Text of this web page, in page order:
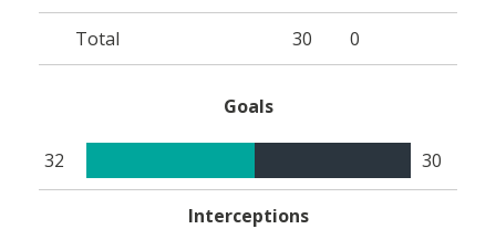
Total 30 0
Goals
32 30
Interceptions